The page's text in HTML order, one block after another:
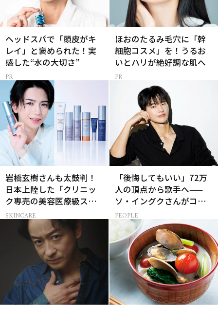
ヘッドスパで「頭皮がキ
レイ」と褒められた！実
感した“水の大切さ”
ほおのたるみ毛穴に「幹
細胞コスメ」を！うるお
いとハリが絶好調な肌へ
岩橋玄樹さんも太鼓判！
日本上陸した「クリニッ
ク専売の美容医療級スキ
ンケア」
SKINCARE
「後悔してもいい」72万
人の頂点から歌手へ——
ソ・イングクさんがコツ
コツ頑張れる原動力とは
PEOPLE